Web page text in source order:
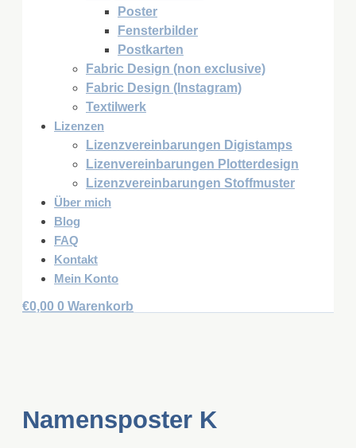
Poster
Fensterbilder
Postkarten
Fabric Design (non exclusive)
Fabric Design (Instagram)
Textilwerk
Lizenzen
Lizenzvereinbarungen Digistamps
Lizenvereinbarungen Plotterdesign
Lizenzvereinbarungen Stoffmuster
Über mich
Blog
FAQ
Kontakt
Mein Konto
€0,00 0 Warenkorb
Namensposter K